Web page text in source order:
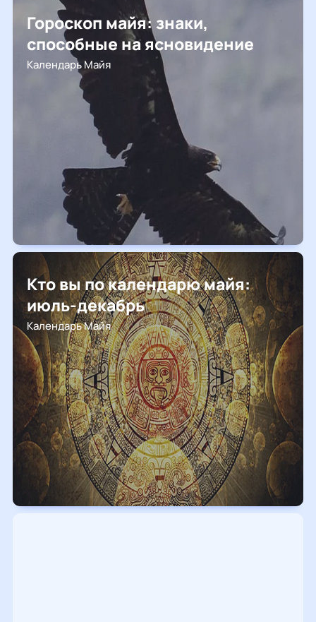
Гороскоп майя: знаки,
способные на ясновидение
Календарь Майя
Кто вы по календарю майя:
июль-декабрь
Календарь Майя